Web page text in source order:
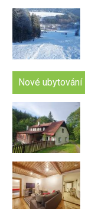
Nové ubytování